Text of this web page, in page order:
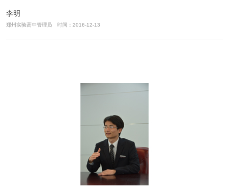
李明
郑州实验高中管理员 时间：2016-12-13